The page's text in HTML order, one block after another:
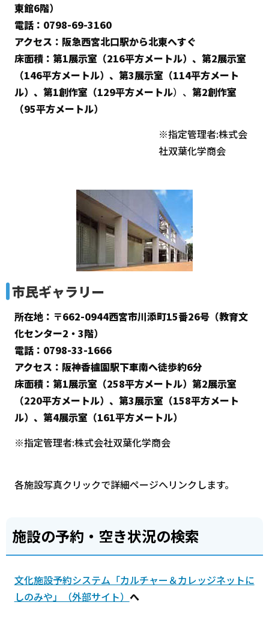
東館6階）
電話：0798-69-3160
アクセス：阪急西宮北口駅から北東へすぐ
床面積：第1展示室（216平方メートル）、第2展示室
（146平方メートル）、 第3展示室（114平方メート
ル）、 第1創作室（129平方メートル）、 第2創作室
（95平方メートル）
※指定管理者:株式会
社双葉化学商会
市民ギャラリー
所在地：〒662-0944西宮市川添町15番26号（教育文
化センター2・3階）
電話：0798-33-1666
アクセス：阪神香櫨園駅下車南へ徒歩約6分
床面積：第1展示室（258平方メートル）第2展示室
（220平方メートル）、第3展示室（158平方メート
ル）、 第4展示室（161平方メートル）
※指定管理者:株式会社双葉化学商会
各施設写真クリックで詳細ページへリンクします。
施設の予約・空き状況の検索
文化施設予約システム「カルチャー＆カレッジネットに
しのみや」（外部サイト） へ